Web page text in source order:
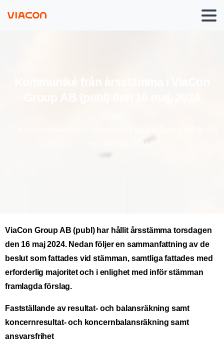
den 16 maj, 2024
ViaCon Group AB (publ) har hållit årsstämma torsdagen
den 16 maj 2024. Nedan följer en sammanfattning av de
beslut som fattades vid stämman, samtliga fattades med
erforderlig majoritet och i enlighet med inför stämman
framlagda förslag.
Fastställande av resultat- och balansräkning samt
koncernresultat- och koncernbalansräkning samt
ansvarsfrihet